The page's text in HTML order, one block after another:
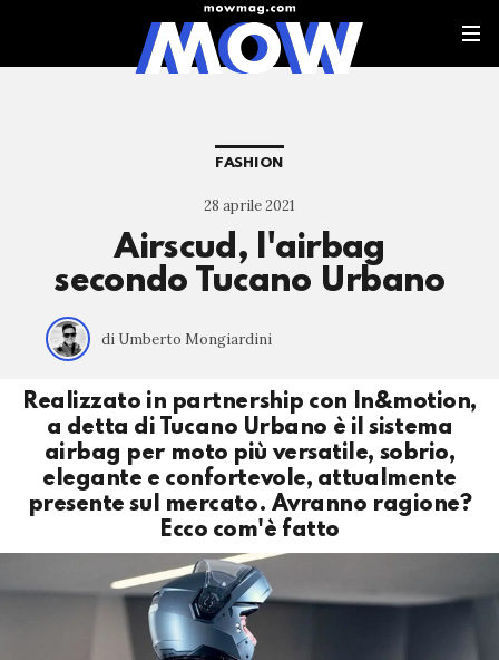
FASHION
28 aprile 2021
Airscud, l'airbag
secondo Tucano Urbano
di Umberto Mongiardini
Realizzato in partnership con In&motion,
a detta di Tucano Urbano è il sistema
airbag per moto più versatile, sobrio,
elegante e confortevole, attualmente
presente sul mercato. Avranno ragione?
Ecco com'è fatto